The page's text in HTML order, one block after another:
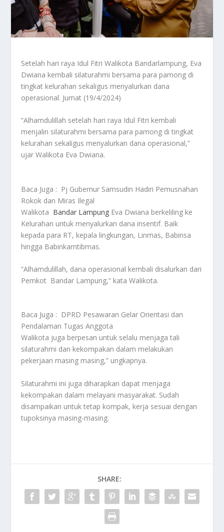
Setelah hari raya Idul Fitri Walikota Bandarlampung, Eva
Dwiana kembali silaturahmi bersama para pamong di
tingkat kelurahan sekaligus menyalurkan dana
operasional. Jumat (19/4/2024)
“Alhamdulillah setelah hari raya Idul Fitri kembali
menjalin silaturahmi bersama para pamong di tingkat
kelurahan sekaligus menyalurkan dana operasional,”
ujar Walikota Eva Dwiana.
Baca Juga : Pj Gubernur Samsudin Hadiri Pemusnahan
Rokok dan Miras Ilegal
Walikota Bandar Lampung Eva Dwiana berkeliling ke
Kelurahan untuk menyalurkan dana insentif. Baik
kepada para RT, kepala lingkungan, Linmas, Babinsa
hingga Babinkamtibmas.
“Alhamdulillah, dana operasional kembali disalurkan dari
Pemkot Bandar Lampung,” kata Walikota.
Baca Juga : DPRD Pesawaran Gelar Orientasi dan
Pendalaman Tugas Anggota
Walikota juga berpesan untuk selalu menjaga tali
silaturahmi dan kekompakan dalam melakukan
pekerjaan masing masing,” ungkapnya.
Silaturahmi ini juga diharapkan dapat menjaga
kekompakan dalam melayani masyarakat. Sudah
disampaikan untuk tetap kompak, kerja sesuai dengan
tupoksinya masing-masing.
SHARE: